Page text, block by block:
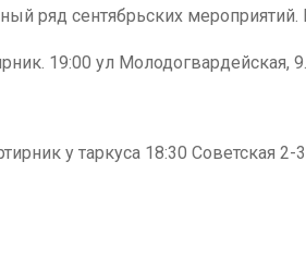
ряд сентябрьских
19:00 ул Молодогвардейская,
у таркуса 18:30 Советская 2-